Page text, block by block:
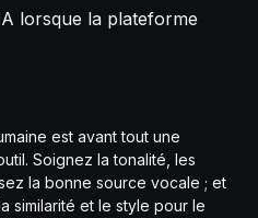
lorsque la plateforme
est avant tout une
Soignez la tonalité, les
la bonne source vocale ; et
similarité et le style pour le